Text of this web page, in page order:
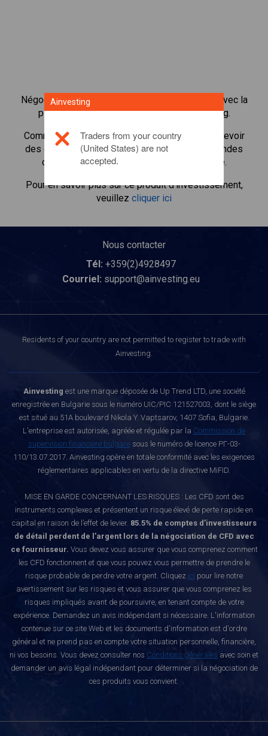
Négocier plus de 1 000 actions internationales avec la
plateforme de négociation CFD de Ainvesting.
Commencer à négocier les CFD enAmgen
. Recevoir
des cotes en temps réel et recevoir des dividendes
comme si vous déteniez l'action elle-même.
Pour en savoir plus sur ce produit d'investissement,
veuillez cliquer ici
Nous contacter
Tél: +359(2)4928497
Courriel: support@ainvesting.eu
Residents of your country are not permitted to register to trade with
Ainvesting.
Ainvesting est une marque déposée de Up Trend LTD, une société
enregistrée en Bulgarie sous le numéro UIC/PIC 121527003, dont le siège
est situé au 51A boulevard Nikola Y. Vaptsarov, 1407 Sofia, Bulgarie.
L'entreprise est autorisée, agréée et régulée par la Commission de
supervision financière bulgaresous le numéro de licence РГ-03-
110/13.07.2017. Ainvesting opère en totale conformité avec les exigences
réglementaires applicables en vertu de la directive MiFID.
MISE EN GARDE CONCERNANT LES RISQUES : Les CFD sont des
instruments complexes et présentent un risque élevé de perte rapide en
capital en raison de l’effet de levier. 85.5% de comptes d’investisseurs
de détail perdent de l’argent lors de la négociation de CFD avec
ce fournisseur. Vous devez vous assurer que vous comprenez comment
les CFD fonctionnent et que vous pouvez vous permettre de prendre le
risque probable de perdre votre argent. Cliquez ici pour lire notre
avertissement sur les risques et vous assurer que vous comprenez les
risques impliqués avant de poursuivre, en tenant compte de votre
expérience. Demandez un avis indépendant si nécessaire. L'information
contenue sur ce site Web et les documents d'information est d'ordre
général et ne prend pas en compte votre situation personnelle, financière,
ni vos besoins. Vous devez consulter nos Conditions générales avec soin et
demander un avis légal indépendant pour déterminer si la négociation de
ces produits vous convient.
Ainvesting
Traders from your country
(United States) are not
accepted.